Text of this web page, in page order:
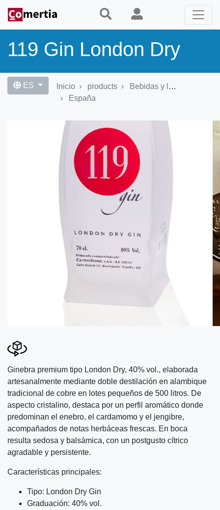
contenido
principal
119 Gin London Dry
ES Inicio products
Bebidas y licores
España
Ginebra premium tipo London Dry, 40% vol., elaborada
artesanalmente mediante doble destilación en alambique
tradicional de cobre en lotes pequeños de 500 litros. De
aspecto cristalino, destaca por un perfil aromático donde
predominan el enebro, el cardamomo y el jengibre,
acompañados de notas herbáceas frescas. En boca
resulta sedosa y balsámica, con un postgusto cítrico
agradable y persistente.
Características principales:
Tipo: London Dry Gin
Graduación: 40% vol.